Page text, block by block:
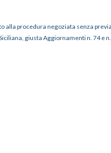
procedura negoziata senza
giusta Aggiornamenti n. 74 e